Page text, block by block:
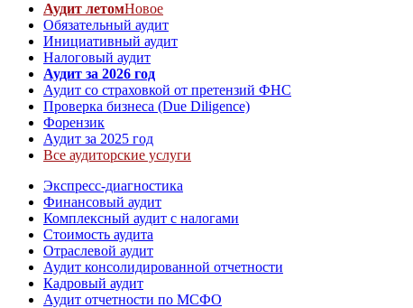
Аудит летомНовое
Обязательный аудит
Инициативный аудит
Налоговый аудит
Аудит за 2026 год
Аудит со страховкой от претензий ФНС
Проверка бизнеса (Due Diligence)
Форензик
Аудит за 2025 год
Все аудиторские услуги
Экспресс-диагностика
Финансовый аудит
Комплексный аудит с налогами
Стоимость аудита
Отраслевой аудит
Аудит консолидированной отчетности
Кадровый аудит
Аудит отчетности по МСФО